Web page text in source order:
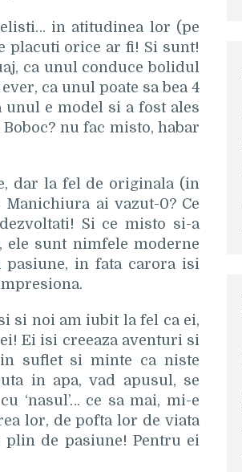
in atitudinea lor (pe
placuti orice ar fi! Si sunt!
ca unul conduce bolidul
ca unul poate sa bea 4
unul e model si a fost ales
nu fac misto, habar
dar la fel de originala (in
ai vazut-0? Ce
Si ce misto si-a
ele sunt nimfele moderne
in fata carora isi
si noi am iubit la fel ca ei,
Ei isi creeaza aventuri si
suflet si minte ca niste
in apa, vad apusul, se
‘nasul’… ce sa mai, mi-e
lor, de pofta lor de viata
de pasiune! Pentru ei